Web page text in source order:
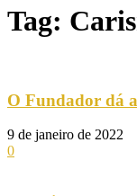
Tag:
O Fundador dá
9 de janeiro de 2022
0